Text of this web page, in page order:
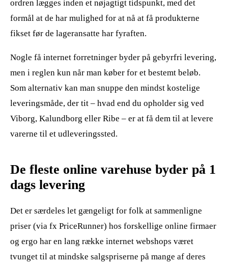
ordren lægges inden et nøjagtigt tidspunkt, med det
formål at de har mulighed for at nå at få produkterne
fikset før de lageransatte har fyraften.
Nogle få internet forretninger byder på gebyrfri levering,
men i reglen kun når man køber for et bestemt beløb.
Som alternativ kan man snuppe den mindst kostelige
leveringsmåde, der tit – hvad end du opholder sig ved
Viborg, Kalundborg eller Ribe – er at få dem til at levere
varerne til et udleveringssted.
De fleste online varehuse byder på 1
dags levering
Det er særdeles let gængeligt for folk at sammenligne
priser (via fx PriceRunner) hos forskellige online firmaer
og ergo har en lang række internet webshops været
tvunget til at mindske salgspriserne på mange af deres